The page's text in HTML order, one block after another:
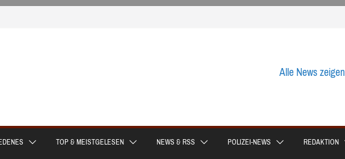
Alle News zeigen
TOP & MEISTGELESEN NEWS & RSS POLIZEI-NEWS REDAKTION